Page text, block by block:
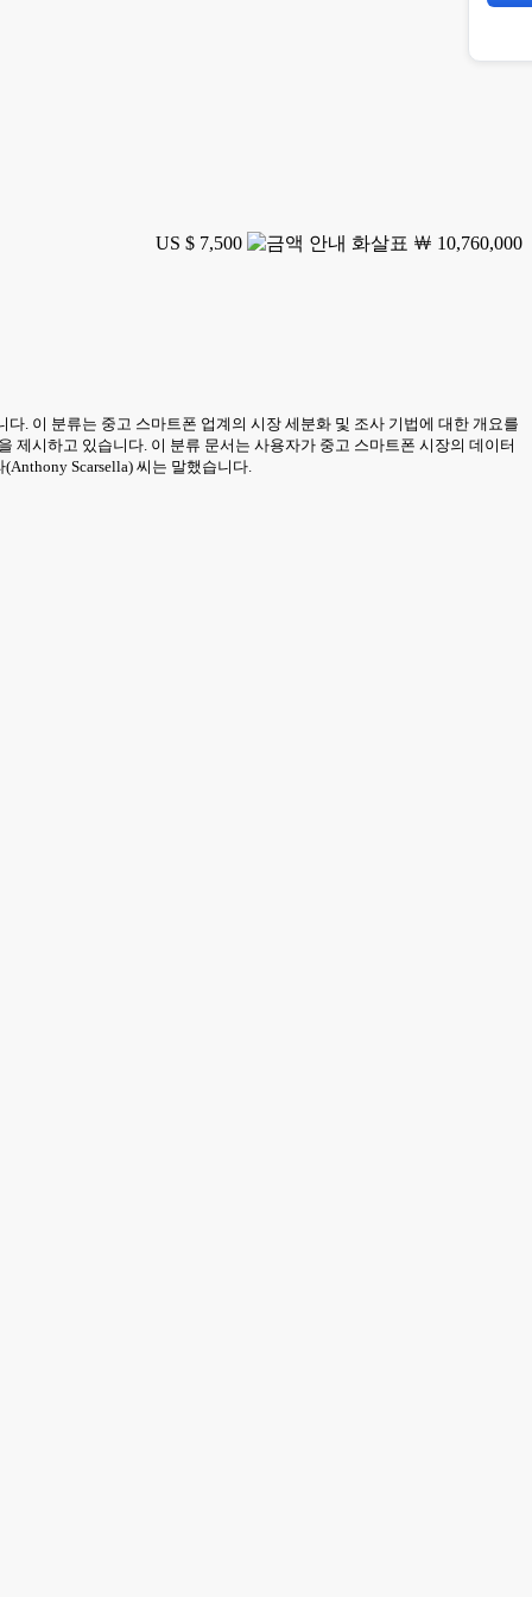
US $ 7,500 ￦ 10,760,000
. 이 분류는 중고 스마트폰 업계의 시장 세분화 및 조사 기법에 대한 개요를
제시하고 있습니다. 이 분류 문서는 사용자가 중고 스마트폰 시장의 데이터
Scarsella) 씨는 말했습니다.